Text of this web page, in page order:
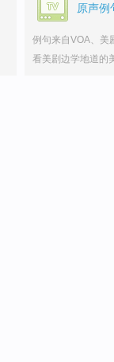
原声例
例句来自VOA、美
看美剧边学地道的